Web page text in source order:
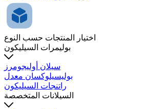
اختيار المنتجات حسب النوع
بوليمرات السيليكون
سيلان أوليجومرز
بوليسيلوكسان معدل
راتنجات السيليكون
السيلانات المتخصصة